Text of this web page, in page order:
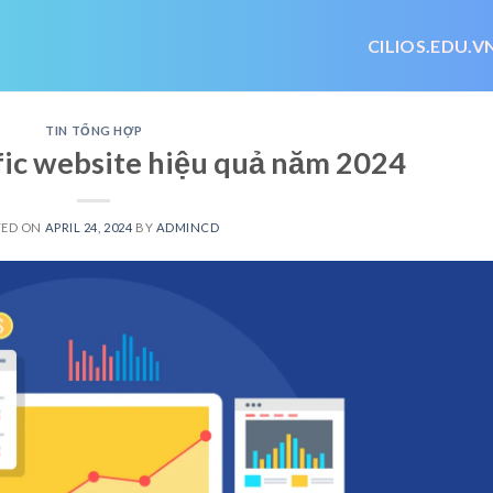
TIN TỔNG HỢP
website hiệu quả năm 2024
ON APRIL 24, 2024 BY ADMINCD